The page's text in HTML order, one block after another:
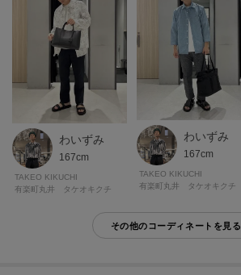
わいずみ
167cm
TAKEO KIKUCHI
有楽町丸井 タケオキクチ
わいずみ
167cm
TAKEO KIKUCHI
有楽町丸井 タケオキクチ
その他のコーディネートを見る